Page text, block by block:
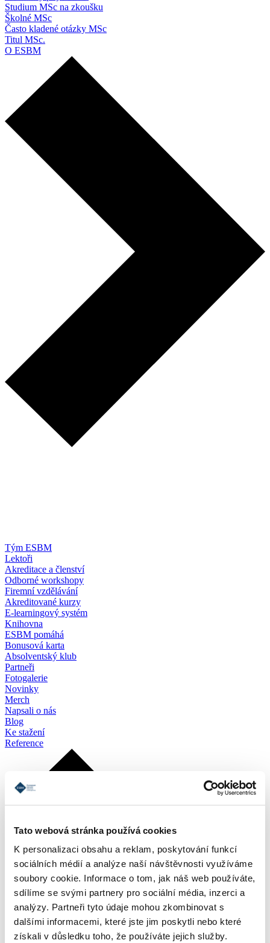
Tato webová stránka používá cookies
K personalizaci obsahu a reklam, poskytování funkcí
sociálních médií a analýze naší návštěvnosti využíváme
soubory cookie. Informace o tom, jak náš web používáte,
sdílíme se svými partnery pro sociální média, inzerci a
analýzy. Partneři tyto údaje mohou zkombinovat s
dalšími informacemi, které jste jim poskytli nebo které
získali v důsledku toho, že používáte jejich služby.
Studium MSc na zkoušku
Školné MSc
Často kladené otázky MSc
Titul MSc.
O ESBM
Tým ESBM
Lektoři
Akreditace a členství
Odborné workshopy
Firemní vzdělávání
Akreditované kurzy
E-learningový systém
Knihovna
ESBM pomáhá
Bonusová karta
Absolventský klub
Partneři
Fotogalerie
Novinky
Merch
Napsali o nás
Blog
Ke stažení
Reference